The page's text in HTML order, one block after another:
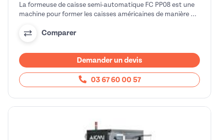
La formeuse de caisse semi-automatique FC PP08 est une
machine pour former les caisses américaines de manière ...
Comparer
Demander un devis
03 67 60 00 57